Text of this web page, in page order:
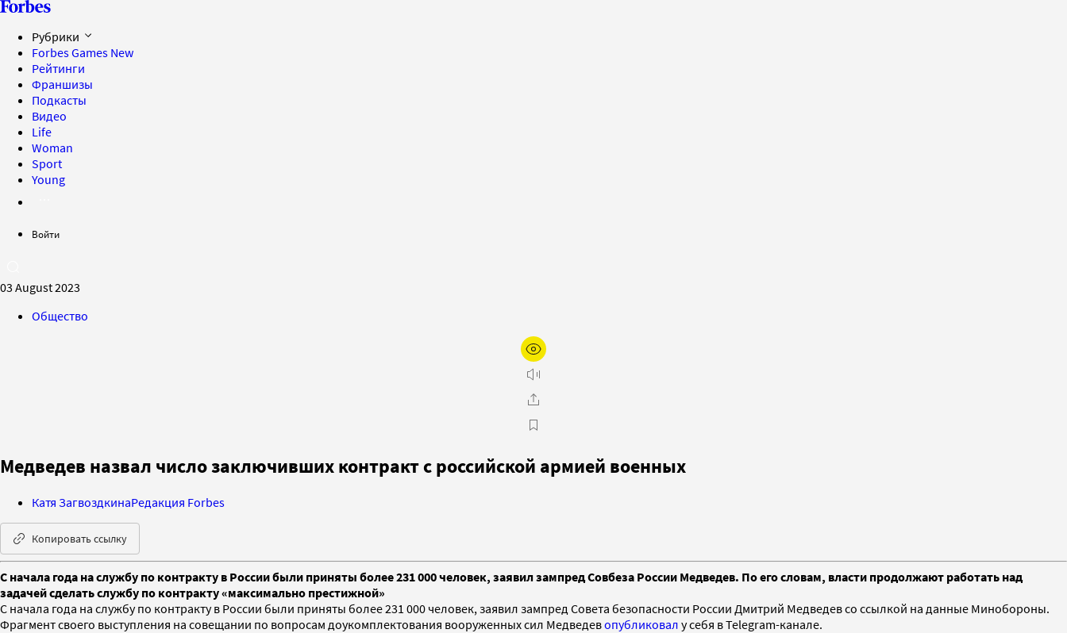
Рубрики
Forbes Games New
Рейтинги
Франшизы
Подкасты
Видео
Life
Woman
Sport
Young
Войти
03 August 2023
Общество
Медведев назвал число заключивших контракт с российской армией военных
Катя ЗагвоздкинаРедакция Forbes
Копировать ссылку
С начала года на службу по контракту в России были приняты более 231 000 человек, заявил зампред Совбеза России Медведев. По его словам, власти продолжают работать над
задачей сделать службу по контракту «максимально престижной»
С начала года на службу по контракту в России были приняты более 231 000 человек, заявил зампред Совета безопасности России Дмитрий Медведев со ссылкой на данные Минобороны.
Фрагмент своего выступления на совещании по вопросам доукомплектования вооруженных сил Медведевопубликовал у себя в Telegram-канале.